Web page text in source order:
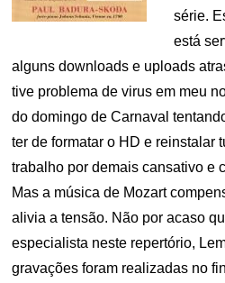
série.
está
alguns downloads e uploads
tive problema de virus em meu
do domingo de Carnaval
ter de formatar o HD e reinstalar
trabalho por demais cansativo e
Mas a música de Mozart
alivia a tensão. Não por acaso
especialista neste repertório,
gravações foram realizadas no